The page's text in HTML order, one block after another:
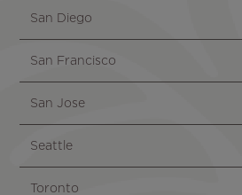
San Diego
San Francisco
San Jose
Seattle
Toronto